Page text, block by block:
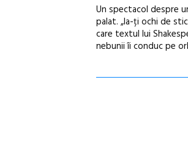
Un spectacol despre
palat. „Ia-ți ochi de
care textul lui
nebunii îi conduc pe